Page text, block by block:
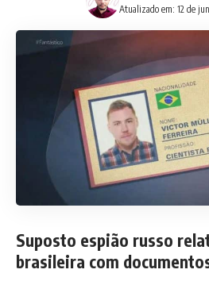
Atualizado em: 12 de
Suposto espião russo
brasileira com